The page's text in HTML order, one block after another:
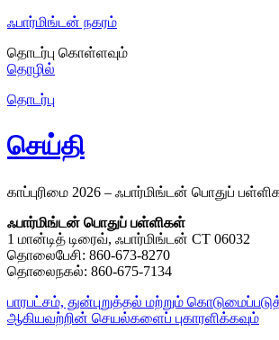
ஃபார்மிங்டன் நகரம்
தொடர்பு கொள்ளவும்
தொழில்
தொடர்பு
செய்தி
காப்புரிமை 2026 – ஃபார்மிங்டன் பொதுப்
ஃபார்மிங்டன் பொதுப் பள்ளிகள்
1 மான்டித் டிரைவ், ஃபார்மிங்டன் CT 06032
தொலைபேசி: 860-673-8270
தொலைநகல்: 860-675-7134
பாரபட்சம், துன்புறுத்தல் மற்றும்
ஆகியவற்றின் செயல்களைப் புகாரளிக்கவும்